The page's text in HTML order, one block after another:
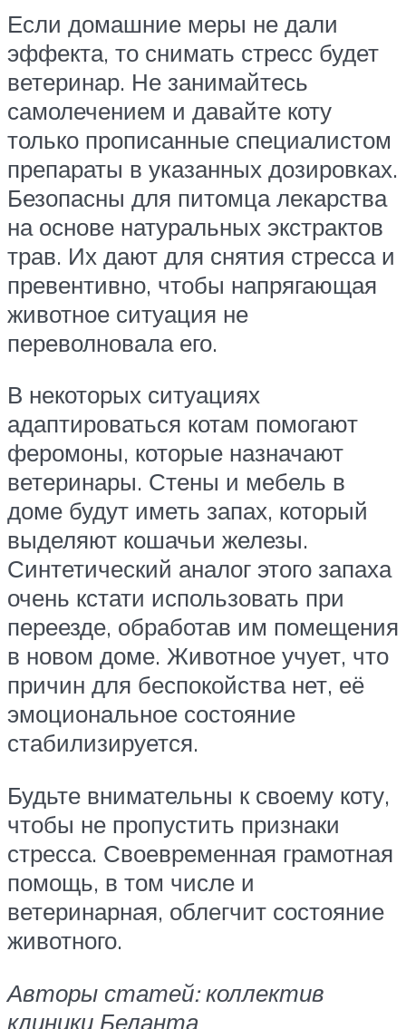
Если домашние меры не дали
эффекта, то снимать стресс будет
ветеринар. Не занимайтесь
самолечением и давайте коту
только прописанные специалистом
препараты в указанных дозировках.
Безопасны для питомца лекарства
на основе натуральных экстрактов
трав. Их дают для снятия стресса и
превентивно, чтобы напрягающая
животное ситуация не
переволновала его.
В некоторых ситуациях
адаптироваться котам помогают
феромоны, которые назначают
ветеринары. Стены и мебель в
доме будут иметь запах, который
выделяют кошачьи железы.
Синтетический аналог этого запаха
очень кстати использовать при
переезде, обработав им помещения
в новом доме. Животное учует, что
причин для беспокойства нет, её
эмоциональное состояние
стабилизируется.
Будьте внимательны к своему коту,
чтобы не пропустить признаки
стресса. Своевременная грамотная
помощь, в том числе и
ветеринарная, облегчит состояние
животного.
Авторы статей: коллектив
клиники Беланта